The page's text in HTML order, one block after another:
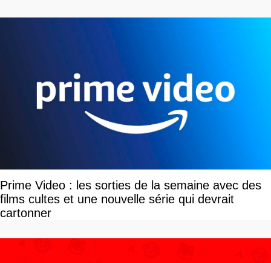
Prime Video : les sorties de la semaine avec des
films cultes et une nouvelle série qui devrait
cartonner